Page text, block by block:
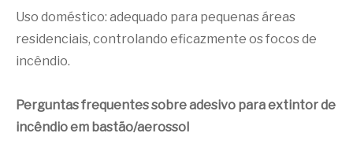
Uso doméstico: adequado para pequenas áreas
residenciais, controlando eficazmente os focos de
incêndio.
Perguntas frequentes sobre adesivo para extintor de
incêndio em bastão/aerossol